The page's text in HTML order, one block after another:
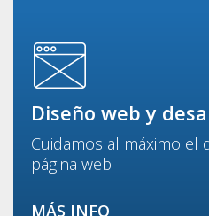
Diseño web y
Cuidamos al máximo el
página web
MÁS INFO